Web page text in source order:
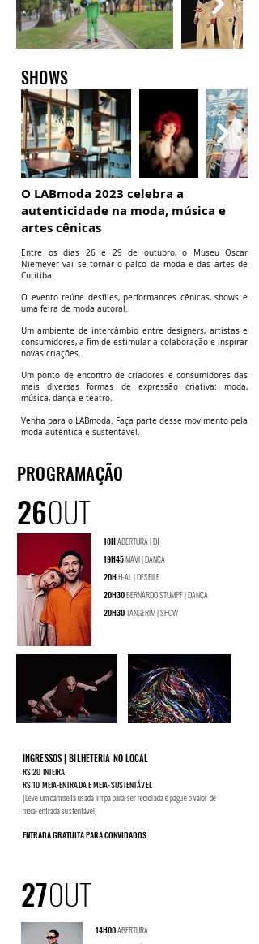
SHOWS
O LABmoda 2023 celebra a
autenticidade na moda, música e
artes cênicas
Entre os dias 26 e 29 de outubro, o Museu Oscar
Niemeyer vai se tornar o palco da moda e das artes de
Curitiba.
O evento reúne desfiles, performances cênicas, shows e
uma feira de moda autoral.
Um ambiente de intercâmbio entre designers, artistas e
consumidores, a fim de estimular a colaboração e inspirar
novas criações.
Um ponto de encontro de criadores e consumidores das
mais diversas formas de expressão criativa: moda,
música, dança e teatro.
Venha para o LABmoda. Faça parte desse movimento pela
moda autêntica e sustentável.
PROGRAMAÇÃO
26OUT
18HABERTURA | DJ
19H45MAVI | DANÇA
20HH-AL | DESFILE
20H30BERNARDO STUMPF | DANÇA
20H30TANGERIM | SHOW
INGRESSOS | BILHETERIA NO LOCAL
R$ 20 INTEIRA
R$ 10 MEIA-ENTRADA E MEIA-SUSTENTÁVEL
(Leve um camiseta usada limpapara ser reciclada e pague o valor de
meia-entrada sustentável)
ENTRADA GRATUITAPARA CONVIDADOS
27OUT
14H00ABERTURA